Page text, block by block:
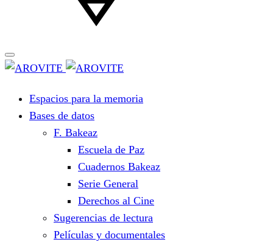
Espacios para la memoria
Bases de datos
F. Bakeaz
Escuela de Paz
Cuadernos Bakeaz
Serie General
Derechos al Cine
Sugerencias de lectura
Películas y documentales